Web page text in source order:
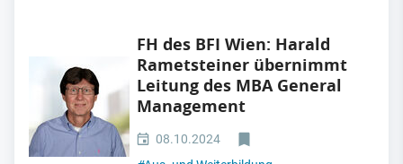
FH des BFI Wien: Harald
Rametsteiner übernimmt
Leitung des MBA General
Management
08.10.2024